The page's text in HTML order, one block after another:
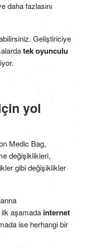
daha fazlasını
Geliştiriciye
tek oyunculu
yol
Medic Bag,
değişiklikleri,
gibi değişiklikler
aşamada internet
ise herhangi bir